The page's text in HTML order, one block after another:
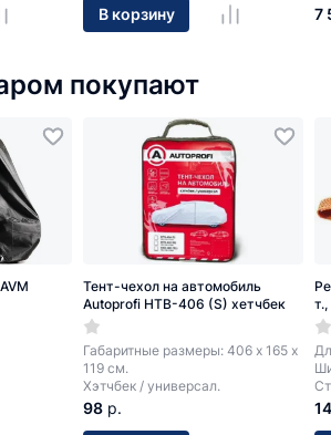
В корзину 7
покупают
Тент-чехол на автомобиль
Autoprofi HTB-406 (S) хетчбек
Габаритные размеры: 406 х 165 х
119 см.
Хэтчбек / универсал.
98 р. 14